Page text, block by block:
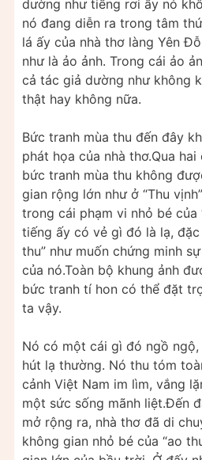
dường như tiếng rơi ấy nó
nó đang diễn ra trong tâm
lá ấy của nhà thơ làng Yên
như là ảo ảnh. Trong cái ảo
cả tác giả dường như không
thật hay không nữa.
Bức tranh mùa thu đến đây
phát họa của nhà thơ.Qua
bức tranh mùa thu không
gian rộng lớn như ở “Thu
trong cái phạm vi nhỏ bé của
tiếng ấy có vẻ gì đó là lạ, đặc
thu” như muốn chứng minh
của nó.Toàn bộ khung ảnh
bức tranh tí hon có thể đặt
ta vậy.
Nó có một cái gì đó ngồ
hút lạ thường. Nó thu tóm
cảnh Việt Nam im lìm, vắng
một sức sống mãnh liệt.Đến
mở rộng ra, nhà thơ đã di
không gian nhỏ bé của “ao